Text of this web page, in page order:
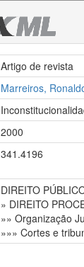
Artigo de revista
Marreiros,
2000
341.4196
DIREITO
» DIREITO
»» Organização
»»» Cortes e